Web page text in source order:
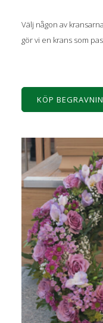
Välj någon av
gör vi en krans som
KÖP